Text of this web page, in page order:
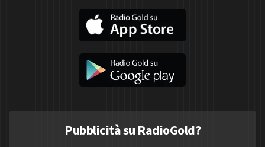
Pubblicità su RadioGold?